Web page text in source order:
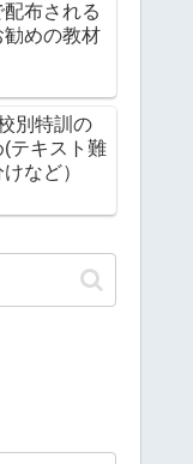
布される
勧めの教材
別特訓の
テキスト難
など）